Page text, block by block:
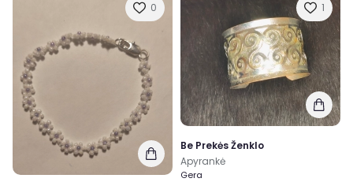
0 1
Be Prekės Ženklo
Apyrankė
Gera